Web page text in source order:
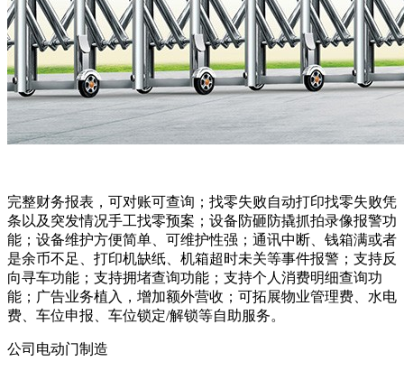
完整财务报表，可对账可查询；找零失败自动打印找零失败凭
条以及突发情况手工找零预案；设备防砸防撬抓拍录像报警功
能；设备维护方便简单、可维护性强；通讯中断、钱箱满或者
是余币不足、打印机缺纸、机箱超时未关等事件报警；支持反
向寻车功能；支持拥堵查询功能；支持个人消费明细查询功
能；广告业务植入，增加额外营收；可拓展物业管理费、水电
费、车位申报、车位锁定/解锁等自助服务。
公司电动门制造